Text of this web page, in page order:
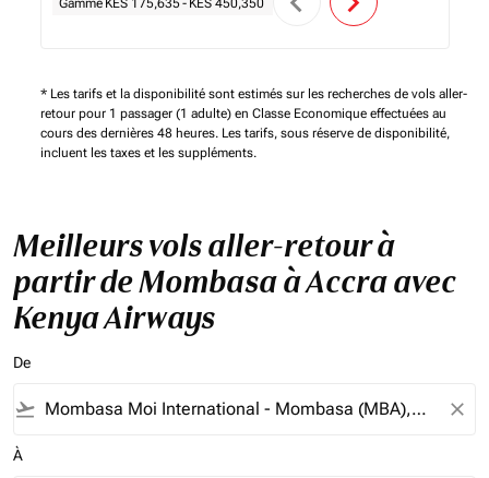
Gamme KES 175,635- KES 450,350
* Les tarifs et la disponibilité sont estimés sur les recherches de vols aller-
retour pour 1 passager (1 adulte) en Classe Economique effectuées au
cours des dernières 48 heures. Les tarifs, sous réserve de disponibilité,
incluent les taxes et les suppléments.
Meilleurs vols aller-retour à
partir de Mombasa à Accra avec
Kenya Airways
De
flight_takeoff close
À